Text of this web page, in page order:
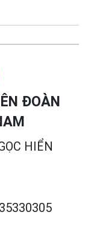
ĐOÀN
HIỂN
35330305